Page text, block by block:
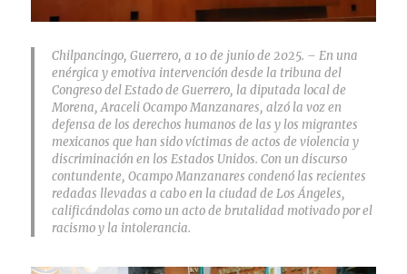
Chilpancingo, Guerrero, a 10 de junio de 2025. – En una
enérgica y emotiva intervención desde la tribuna del
Congreso del Estado de Guerrero, la diputada local de
Morena, Araceli Ocampo Manzanares, alzó la voz en
defensa de los derechos humanos de las y los migrantes
mexicanos que han sido víctimas de actos de violencia y
discriminación en los Estados Unidos. Con un discurso
contundente, Ocampo Manzanares condenó las recientes
redadas llevadas a cabo en la ciudad de Los Ángeles,
calificándolas como un acto de brutalidad motivado por el
racismo y la intolerancia.